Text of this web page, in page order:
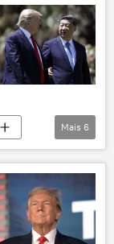
Mais 6